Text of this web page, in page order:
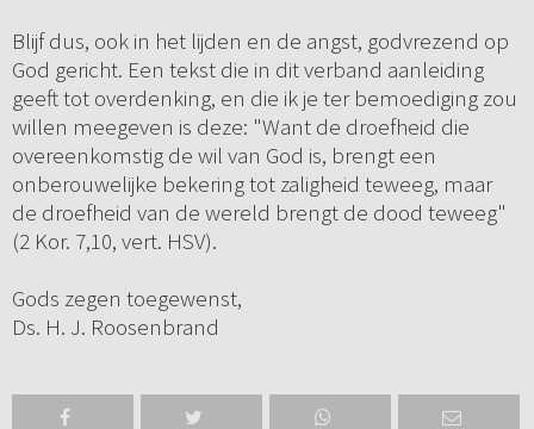
Blijf dus, ook in het lijden en de angst, godvrezend op
God gericht. Een tekst die in dit verband aanleiding
geeft tot overdenking, en die ik je ter bemoediging zou
willen meegeven is deze: "Want de droefheid die
overeenkomstig de wil van God is, brengt een
onberouwelijke bekering tot zaligheid teweeg, maar
de droefheid van de wereld brengt de dood teweeg"
(2 Kor. 7,10, vert. HSV).
Gods zegen toegewenst,
Ds. H. J. Roosenbrand